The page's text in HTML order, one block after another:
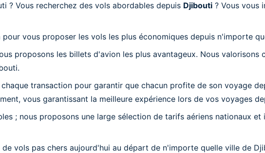
? Vous recherchez des vols abordables depuis Djibouti ? Vous vous
vous proposer les vols les plus économiques depuis n'importe
proposons les billets d'avion les plus avantageux. Nous
transaction pour garantir que chacun profite de son voyage
vous garantissant la meilleure expérience lors de vos voyages
; nous proposons une large sélection de tarifs aériens nationaux
vols pas chers aujourd'hui au départ de n'importe quelle ville de